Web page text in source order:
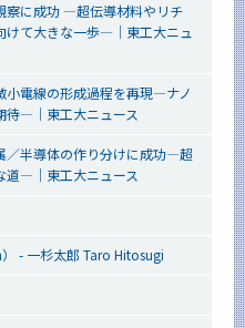
察に成功 ―超伝導材料やリチ
けて大きな一歩―｜東工大ニュ
小電線の形成過程を再現―ナノ
待―｜東工大ニュース
／半導体の作り分けに成功―超
道―｜東工大ニュース
- 一杉太郎 Taro Hitosugi